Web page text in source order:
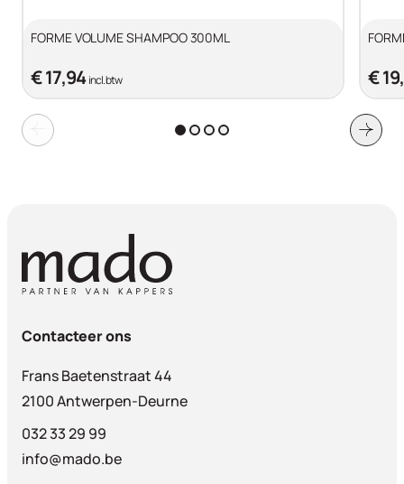
FORME VOLUME SHAMPOO 300ML
€ 17,94incl. btw €
Contacteer ons
Frans Baetenstraat 44
2100 Antwerpen-Deurne
032 33 29 99
info@mado.be